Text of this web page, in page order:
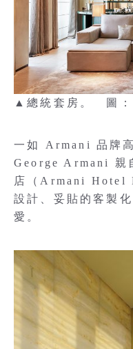
▲總統套房。 圖
一如 Armani 品牌
George Armani 親
店（Armani Hotel
設計、妥貼的客製
愛。